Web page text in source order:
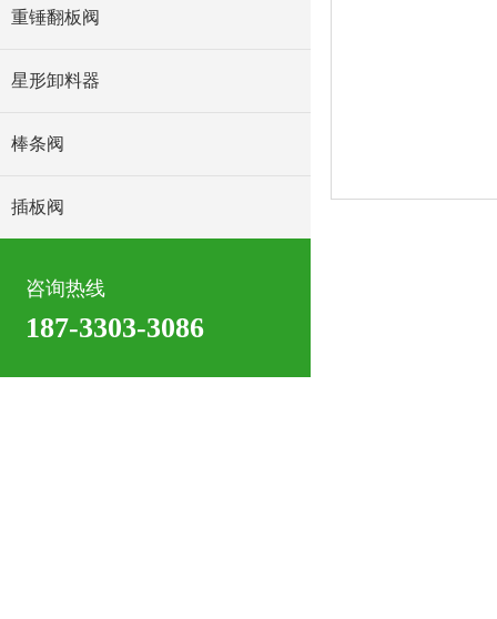
重锤翻板阀
星形卸料器
棒条阀
插板阀
咨询热线
187-3303-3086